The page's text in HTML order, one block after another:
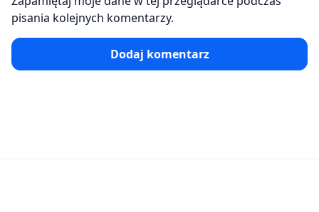
pisania kolejnych komentarzy.
Dodaj komentarz